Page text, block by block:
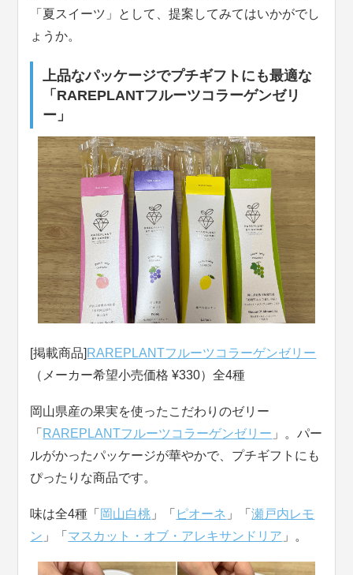
「夏スイーツ」として、提案してみてはいかがでし
ょうか。
上品なパッケージでプチギフトにも最適な
「RAREPLANTフルーツコラーゲンゼリ
ー」
[掲載商品] RAREPLANTフルーツコラーゲンゼリー
（メーカー希望小売価格 ¥330）全4種
岡山県産の果実を使ったこだわりのゼリー
「 RAREPLANTフルーツコラーゲンゼリー 」。パー
ルがかったパッケージが華やかで、プチギフトにも
ぴったりな商品です。
味は全4種「 岡山白桃 」「 ピオーネ 」「瀬戸内レモ
ン 」「 マスカット・オブ・アレキサンドリア 」。